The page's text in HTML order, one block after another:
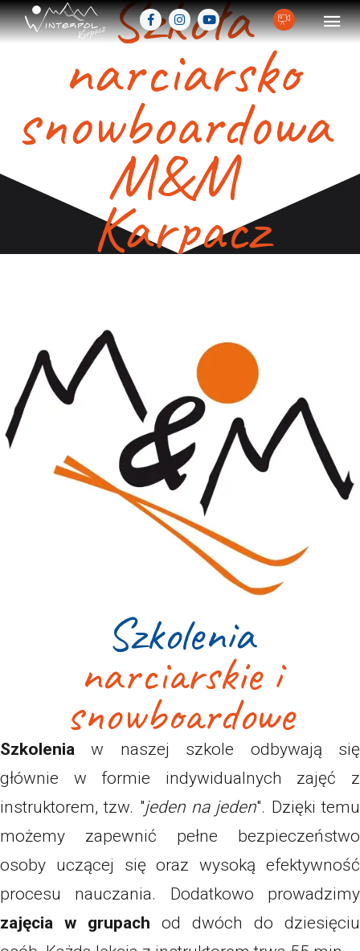
Szkoła
narciarsko
snowboardowa
M&M
Karpacz
Szkolenia
narciarskie i
snowboardowe
Szkolenia w naszej szkole odbywają się
głównie w formie indywidualnych zajęć z
instruktorem, tzw. "jeden na jeden". Dzięki temu
możemy zapewnić pełne bezpieczeństwo
osoby uczącej się oraz wysoką efektywność
procesu nauczania. Dodatkowo prowadzimy
zajęcia w grupach od dwóch do dziesięciu